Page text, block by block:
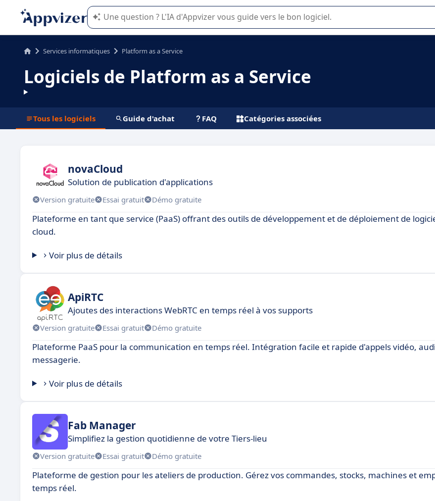
L'IA de Appvizer vous guide dans l'utilisation ou la sélection de logiciel SaaS en entreprise.
Services informatiques Platform as a Service
Logiciels de Platform as a Service
Tous les logiciels Guide d'achat FAQ Catégories associées
novaCloud
Solution de publication d'applications
Version gratuite Essai gratuit Démo gratuite
Plateforme en tant que service (PaaS) offrant des outils de développement et de déploiement de
cloud.
Voir plus de détails
ApiRTC
Ajoutes des interactions WebRTC en temps réel à vos supports
Version gratuite Essai gratuit Démo gratuite
Plateforme PaaS pour la communication en temps réel. Intégration facile et rapide d'appels vidéo,
messagerie.
Voir plus de détails
Fab Manager
Simplifiez la gestion quotidienne de votre Tiers-lieu
Version gratuite Essai gratuit Démo gratuite
Plateforme de gestion pour les ateliers de production. Gérez vos commandes, stocks, machines et
temps réel.